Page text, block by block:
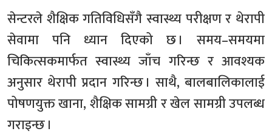
सेन्टरले शैक्षिक गतिविधिसँगै स्वास्थ्य परीक्षण र थेरापी
सेवामा पनि ध्यान दिएको छ । समय–समयमा
चिकित्सकमार्फत स्वास्थ्य जाँच गरिन्छ र आवश्यक
अनुसार थेरापी प्रदान गरिन्छ । साथै, बालबालिकालाई
पोषणयुक्त खाना, शैक्षिक सामग्री र खेल सामग्री उपलब्ध
गराइन्छ ।